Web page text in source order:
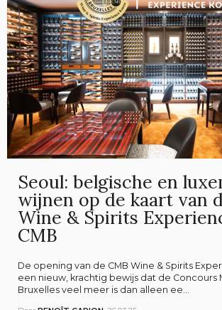
Seoul: belgische en
wijnen op de kaart van
Wine & Spirits
CMB
De opening van de CMB Wine & Spirits
een nieuw, krachtig bewijs dat de Concours
Bruxelles veel meer is dan alleen ee...